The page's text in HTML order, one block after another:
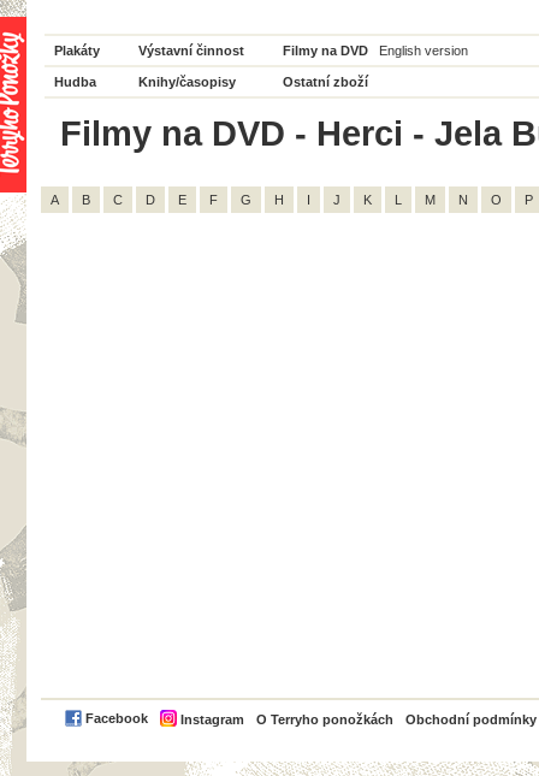
Plakáty Výstavní činnost Filmy na DVD English version
Hudba Knihy/časopisy Ostatní zboží
Filmy na DVD - Herci - Jela
A B C D E F G H I J K L M N O P
Facebook Instagram O Terryho ponožkách Obchodní podmínky
PayPal